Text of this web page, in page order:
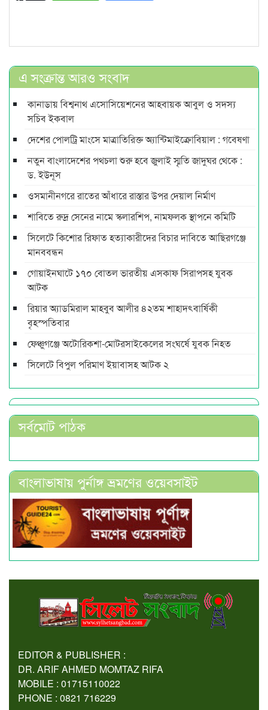
এ সংক্রান্ত আরও সংবাদ
কানাডায় বিশ্বনাথ এসোসিয়েশনের আহবায়ক আবুল ও সদস্য
সচিব ইকবাল
দেশের পোলট্রি মাংসে মাত্রাতিরিক্ত অ্যান্টিমাইক্রোবিয়াল : গবেষণা
নতুন বাংলাদেশের পথচলা শুরু হবে জুলাই স্মৃতি জাদুঘর থেকে :
ড. ইউনূস
ওসমানীনগরে রাতের আঁধারে রাস্তার উপর দেয়াল নির্মাণ
শাবিতে রুদ্র সেনের নামে স্কলারশিপ, নামফলক স্থাপনে কমিটি
সিলেটে কিশোর রিফাত হত্যাকারীদের বিচার দাবিতে আছিরগঞ্জে
মানববন্ধন
গোয়াইনঘাটে ১৭০ বোতল ভারতীয় এসকাফ সিরাপসহ যুবক
আটক
রিয়ার অ্যাডমিরাল মাহবুব আলীর ৪২তম শাহাদৎবার্ষিকী
বৃহস্পতিবার
ফেঞ্চুগঞ্জে অটোরিকশা-মোটরসাইকেলের সংঘর্ষে যুবক নিহত
সিলেটে বিপুল পরিমাণ ইয়াবাসহ আটক ২
সর্বমোট পাঠক
বাংলাভাষায় পুর্নাঙ্গ ভ্রমণের ওয়েবসাইট
EDITOR & PUBLISHER :
DR. ARIF AHMED MOMTAZ RIFA
MOBILE : 01715110022
PHONE : 0821 716229